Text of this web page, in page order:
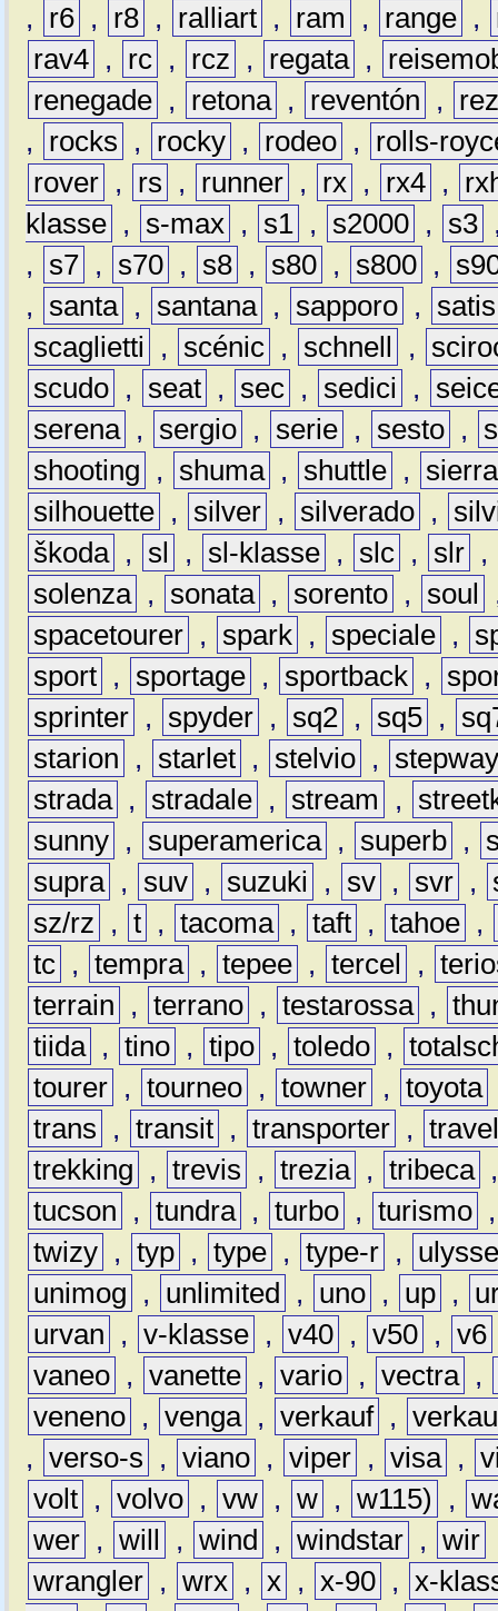
,
r6 , r8 , ralliart , ram , range ,
rav4 , rc , rcz , regata ,
renegade , retona , reventón ,
,
rocks , rocky , rodeo ,
rolls-
rover , rs , runner , rx , rx4 ,
klasse , s-max , s1 , s2000 , s3
,
s7 , s70 , s8 , s80 , s800 ,
,
santa , santana , sapporo ,
satis
scaglietti
, scénic , schnell ,
scudo , seat , sec , sedici ,
serena , sergio , serie , sesto ,
shooting
, shuma , shuttle ,
sierra
silhouette , silver , silverado ,
škoda , sl , sl-klasse , slc , slr ,
solenza , sonata , sorento , soul
spacetourer , spark , speciale ,
sport , sportage , sportback ,
sprinter , spyder , sq2 , sq5 ,
starion
, starlet , stelvio ,
strada , stradale , stream ,
sunny , superamerica , superb ,
supra , suv , suzuki , sv , svr ,
sz/rz
, t , tacoma , taft , tahoe ,
tc , tempra , tepee , tercel ,
terrain
, terrano , testarossa ,
tiida , tino , tipo , toledo ,
tourer , tourneo , towner , toyota
trans
, transit , transporter ,
trekking
, trevis , trezia , tribeca
tucson
, tundra , turbo , turismo
twizy , typ , type , type-r ,
unimog
, unlimited , uno , up ,
urvan
, v-klasse , v40 , v50 , v6
vaneo , vanette , vario , vectra ,
veneno , venga , verkauf ,
, verso-s , viano , viper , visa ,
volt , volvo , vw , w , w115) ,
wer , will , wind , windstar , wir
wrangler , wrx , x , x-90 , x-